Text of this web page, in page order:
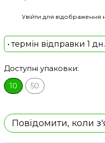
Увійти для відображення
• термін відправки 1 дн.
Доступні упаковки:
10 50
Повідомити, коли